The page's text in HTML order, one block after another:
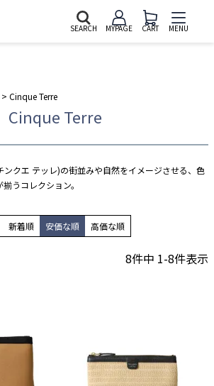
SEARCH MYPAGE CART MENU
Cinque Terre
Cinque Terre
ンクエ テッレ)の街並みや自然をイメージさせる、色
うコレクション。
新着順 安価な順 高価な順
8件中 1-8件表示